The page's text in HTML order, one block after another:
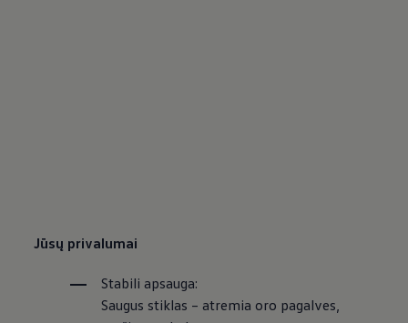
Jūsų privalumai
Stabili apsauga:
Saugus stiklas – atremia oro pagalves,